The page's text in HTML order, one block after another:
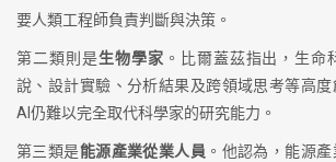
要人類工程師負責判斷與決策。
第二類則是生物學家 。比爾蓋茲指出，生命
說、設計實驗、分析結果及跨領域思考等高
AI仍難以完全取代科學家的研究能力。
第三類是能源產業從業人員 。他認為，能源